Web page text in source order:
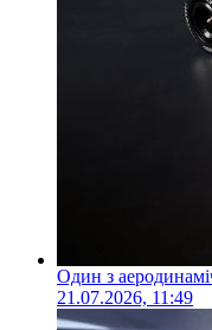
Один з
21.07.2026, 11:49